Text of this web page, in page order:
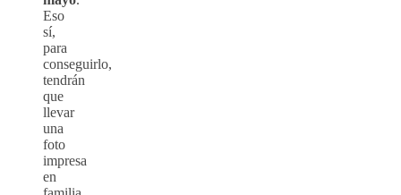
Eso
sí,
para
conseguirlo,
tendrán
que
llevar
una
foto
impresa
en